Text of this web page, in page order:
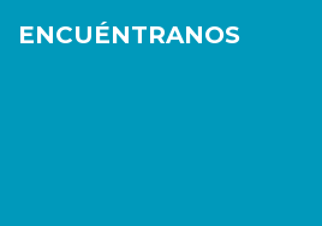
ENCUÉNTRANOS